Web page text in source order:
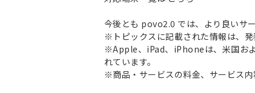
今後とも povo2.0 では、より良いサ
※トピックスに記載された情報は、発
※Apple、iPad、iPhoneは、米国お
れています。
※商品・サービスの料金、サービス